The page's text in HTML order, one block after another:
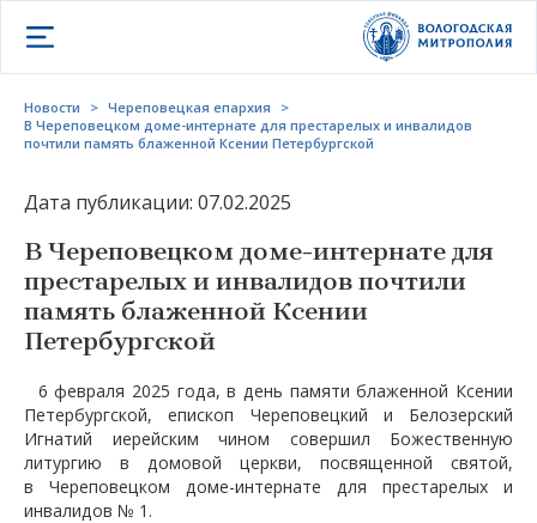
Открыть меню
Новости > Череповецкая епархия
>
В Череповецком доме-интернате для престарелых и инвалидов
почтили память блаженной Ксении Петербургской
Дата публикации: 07.02.2025
В Череповецком доме-интернате для
престарелых и инвалидов почтили
память блаженной Ксении
Петербургской
6 февраля 2025 года, в день памяти блаженной Ксении
Петербургской, епископ Череповецкий и Белозерский
Игнатий иерейским чином совершил Божественную
литургию в домовой церкви, посвященной святой,
в Череповецком доме-интернате для престарелых и
инвалидов № 1.